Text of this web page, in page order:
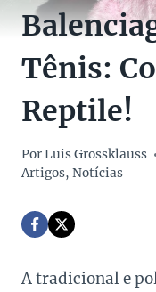
Tênis:
Reptile!
PorLuis Grossklauss
Artigos, Notícias
A tradicional e